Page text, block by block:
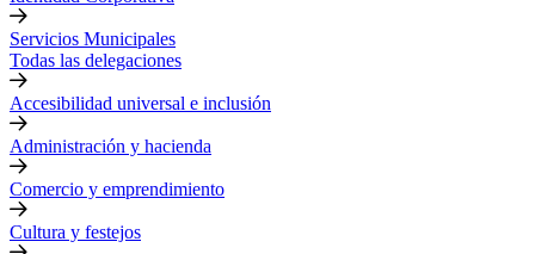
Servicios Municipales
Todas las delegaciones
Accesibilidad universal e inclusión
Administración y hacienda
Comercio y emprendimiento
Cultura y festejos